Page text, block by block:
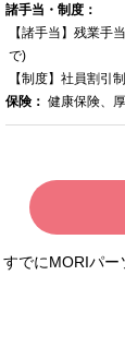
諸手当・制度：
【諸手当】残業手
で)
【制度】社員割引
保険： 健康保険、
すでにMORIパー